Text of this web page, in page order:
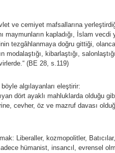
ve cemiyet mafsallarına
maymunların kapladığı, İslam vecdi
tezgâhlanmaya doğru gittiği,
modalaştığı, kibarlaştığı,
(BE 28, s.119)
algılayanları eleştirir:
dört ayaklı mahluklarda olduğu
cevher, öz ve mazruf davası
Liberaller, kozmopolitler, Batıcılar,
hümanist, insancıl, evrensel